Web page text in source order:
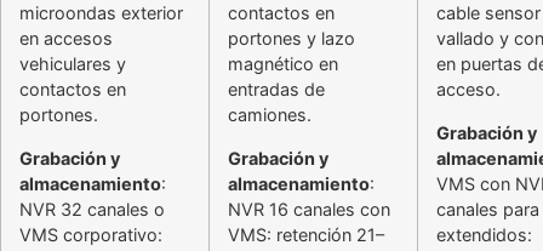
microondas exterior
en accesos
vehiculares y
contactos en
portones.
Grabación y
almacenamiento:
NVR 32 canales o
VMS corporativo:
contactos en
portones y lazo
magnético en
entradas de
camiones.
Grabación y
almacenamiento:
NVR 16 canales con
VMS: retención 21–
cable
vallado y
en puertas
acceso.
Grabación y
VMS con
canales
extendidos: